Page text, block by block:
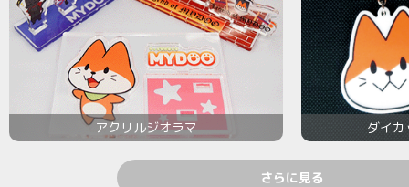
アクリルジオラマ ダイ
さらに見る